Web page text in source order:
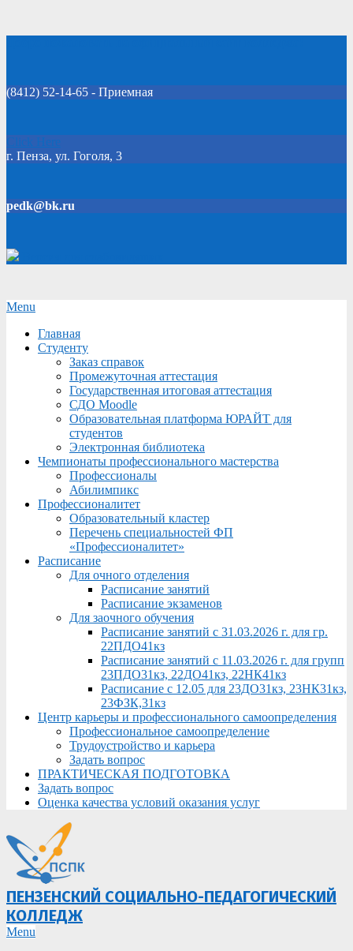
(8412) 52-14-65 - Приемная
Click Here
г. Пенза, ул. Гоголя, 3
pedk@bk.ru
Secondary
Menu
Menu
Главная
Студенту
Заказ справок
Промежуточная аттестация
Государственная итоговая аттестация
СДО Moodle
Образовательная платформа ЮРАЙТ для
студентов
Электронная библиотека
Чемпионаты профессионального мастерства
Профессионалы
Абилимпикс
Профессионалитет
Образовательный кластер
Перечень специальностей ФП
«Профессионалитет»
Расписание
Для очного отделения
Расписание занятий
Расписание экзаменов
Для заочного обучения
Расписание занятий с 31.03.2026 г. для гр.
22ПДО41кз
Расписание занятий с 11.03.2026 г. для групп
23ПДО31кз, 22ДО41кз, 22НК41кз
Расписание с 12.05 для 23ДО31кз, 23НК31кз,
23ФЗК,31кз
Центр карьеры и профессионального самоопределения
Профессиональное самоопределение
Трудоустройство и карьера
Задать вопрос
ПРАКТИЧЕСКАЯ ПОДГОТОВКА
Задать вопрос
Оценка качества условий оказания услуг
ПЕНЗЕНСКИЙ СОЦИАЛЬНО-ПЕДАГОГИЧЕСКИЙ
КОЛЛЕДЖ
Primary
Menu